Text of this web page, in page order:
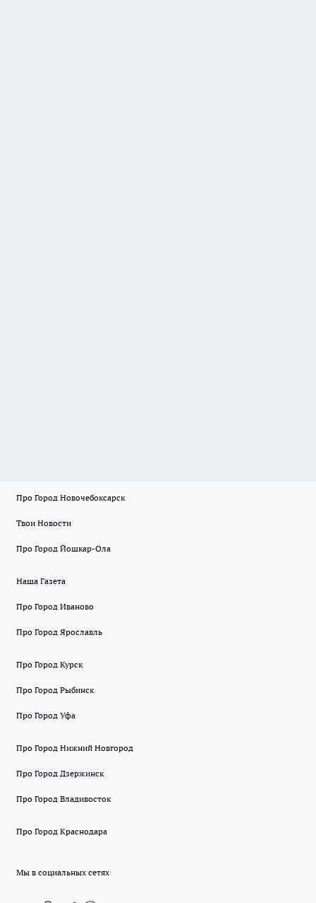
Про Город Новочебоксарск
Твои Новости
Про Город Йошкар-Ола
Наша Газета
Про Город Иваново
Про Город Ярославль
Про Город Курск
Про Город Рыбинск
Про Город Уфа
Про Город Нижний Новгород
Про Город Дзержинск
Про Город Владивосток
Про Город Краснодара
Мы в социальных сетях